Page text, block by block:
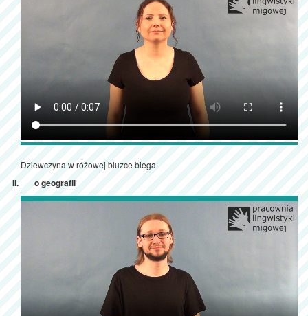
Dziewczyna w różowej bluzce biega.
o geografii